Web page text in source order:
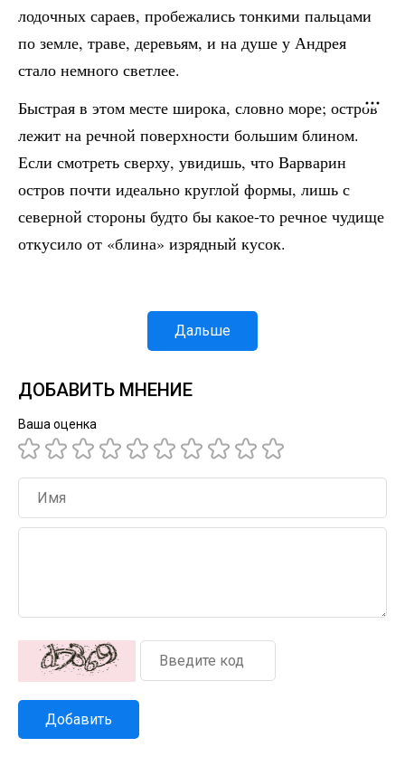
лодочных сараев, пробежались тонкими пальцами
по земле, траве, деревьям, и на душе у Андрея
стало немного светлее.
Быстрая в этом месте широка, словно море; остров
лежит на речной поверхности большим блином.
Если смотреть сверху, увидишь, что Варварин
остров почти идеально круглой формы, лишь с
северной стороны будто бы какое-то речное чудище
откусило от «блина» изрядный кусок.
Дальше
ДОБАВИТЬ МНЕНИЕ
Ваша оценка
Добавить